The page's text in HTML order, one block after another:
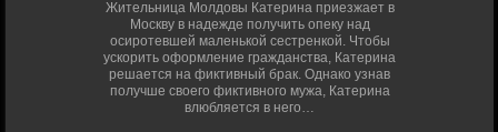
Жительница Молдовы Катерина приезжает в
Москву в надежде получить опеку над
осиротевшей маленькой сестренкой. Чтобы
ускорить оформление гражданства, Катерина
решается на фиктивный брак. Однако узнав
получше своего фиктивного мужа, Катерина
влюбляется в него…